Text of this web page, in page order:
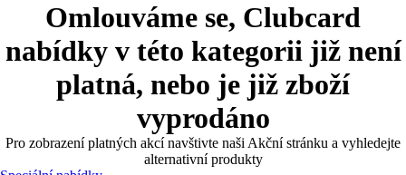
Omlouváme se, Clubcard
nabídky v této kategorii již není
platná, nebo je již zboží
vyprodáno
Pro zobrazení platných akcí navštivte naši Akční stránku a vyhledejte
alternativní produkty